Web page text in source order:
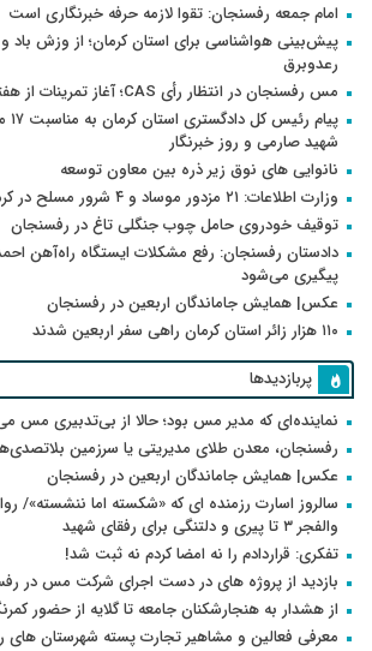
امام جمعه رفسنجان: تقوا لازمه حرفه خبرنگاری است
پیش‌بینی هواشناسی برای استان کرمان؛ از وزش باد و
رعدوبرق
مس رفسنجان در انتظار رأی CAS؛ آغاز تمرینات از هفته آینده
شهید صارمی و روز خبرنگار
نانوایی های نوق زیر ذره بین معاون توسعه
وزارت اطلاعات: ۲۱ مزدور موساد و ۴ شرور مسلح در کرمان بازداشت شدند
توقیف خودروی حامل چوب جنگلی تاغ در رفسنجان
دادستان رفسنجان: رفع مشکلات ایستگاه راه‌آهن
پیگیری می‌شود
عکس| همایش جاماندگان اربعین در رفسنجان
۱۱۰ هزار زائر استان کرمان راهی سفر اربعین شدند
پربازدیدها
نماینده‌ای که مدیر مس بود؛ حالا از بی‌تدبیری مس
رفسنجان، معدن طلای مدیریتی یا سرزمین
عکس| همایش جاماندگان اربعین در رفسنجان
سالروز اسارت رزمنده ای که «شکسته اما ننشسته»/
والفجر ۳ تا پیری و دلتنگی برای رفقای شهید
تفکری: قراردادم را نه امضا کردم نه ثبت شد!
بازدید از پروژه های در دست اجرای شرکت مس در
از هشدار به هنجارشکنان جامعه تا گلایه از حضور
معرفی فعالین و مشاهیر تجارت پسته شهرستان های